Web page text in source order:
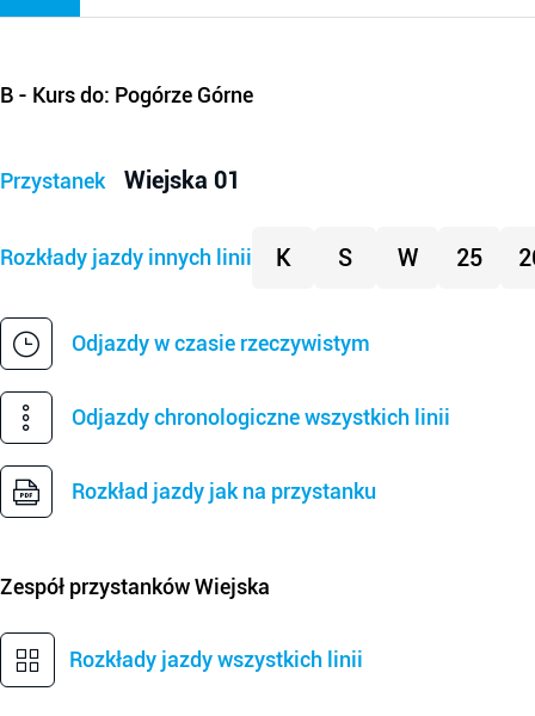
B - Kurs do: Pogórze Górne
Przystanek Wiejska 01
Rozkłady jazdy innych linii K S W 25
Odjazdy w czasie rzeczywistym
Odjazdy chronologiczne wszystkich linii
Rozkład jazdy jak na przystanku
Zespół przystankówWiejska
Rozkłady jazdy wszystkich linii